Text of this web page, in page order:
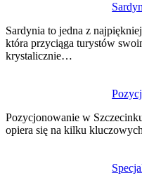
Sardynia to jedna z
która przyciąga turystów
krystalicznie…
Pozycjonowanie w
opiera się na kilku